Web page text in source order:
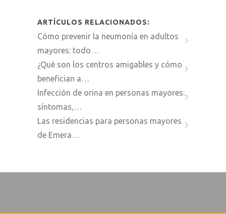
ARTÍCULOS RELACIONADOS:
Cómo prevenir la neumonía en adultos
mayores: todo…
¿Qué son los centros amigables y cómo
benefician a…
Infección de orina en personas mayores:
síntomas,…
Las residencias para personas mayores
de Emera…